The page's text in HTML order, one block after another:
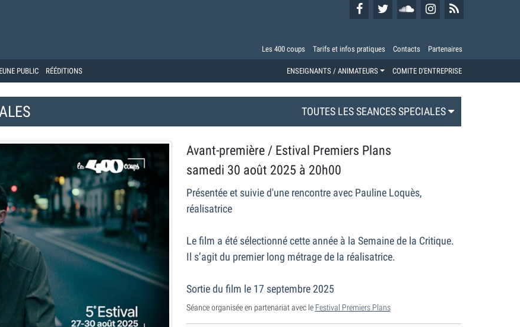
Les 400 coups Tarifs et infos pratiques Contacts Partenaires
PUBLIC RÉÉDITIONS ENSEIGNANTS / ANIMATEURS COMITE D'ENTREPRISE
TOUTES LES SEANCES SPECIALES
Avant-première / Estival Premiers Plans
samedi 30 août 2025 à 20h00
Présentée et suivie d'une rencontre avec Pauline Loquès,
réalisatrice
Le film a été sélectionné cette année à la Semaine de la Critique.
Il s’agit du premier long métrage de la réalisatrice.
Sortie du film le 17 septembre 2025
Séance organisée en partenariat avec le Festival Premiers Plans